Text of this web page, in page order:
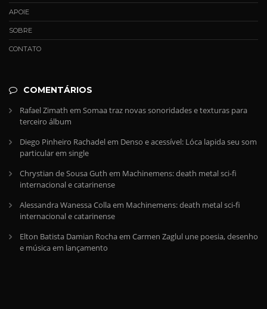
APOIE
SOBRE
CONTATO
COMENTÁRIOS
Rafael Zimath em Somaa traz novas sonoridades e texturas para
terceiro álbum
Diego Pinheiro Rachadelem Denso e acessível: Lóca lapida seu som
particular em single
Chrystian de Sousa Guth em Machinemens: death metal sci-fi
internacional e catarinense
Alessandra Wanessa Collaem Machinemens: death metal sci-fi
internacional e catarinense
Elton Batista Damian Rochaem Carmen Zaglul une poesia, desenho
e música em lançamento